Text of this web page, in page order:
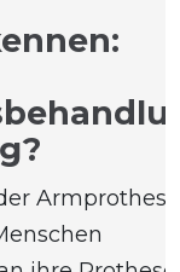
Armprothese